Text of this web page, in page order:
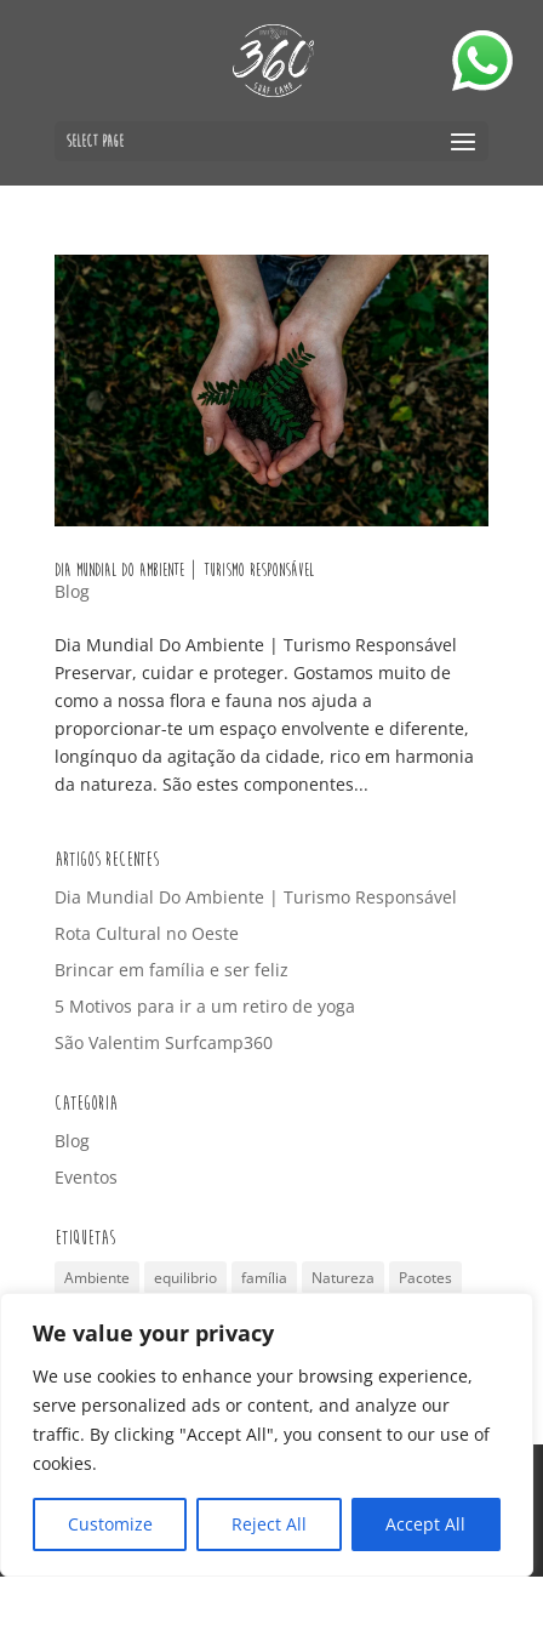
We value your privacy
We use cookies to enhance your browsing experience,
serve personalized ads or content, and analyze our
traffic. By clicking "Accept All", you consent to our use of
cookies.
Customize Reject All Accept All
Select Page
Dia Mundial Do Ambiente | Turismo Responsável
Blog
Dia Mundial Do Ambiente | Turismo Responsável
Preservar, cuidar e proteger. Gostamos muito de
como a nossa flora e fauna nos ajuda a
proporcionar-te um espaço envolvente e diferente,
longínquo da agitação da cidade, rico em harmonia
da natureza. São estes componentes...
Artigos Recentes
Dia Mundial Do Ambiente | Turismo Responsável
Rota Cultural no Oeste
Brincar em família e ser feliz
5 Motivos para ir a um retiro de yoga
São Valentim Surfcamp360
Categoria
Blog
Eventos
Etiquetas
Ambiente equilibrio família Natureza
Pacotes
yoga
Home Page
Pacotes
Eventos Galeria
Contactos
Termos e Condições Blog